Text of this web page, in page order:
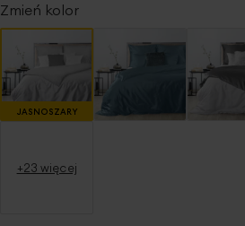
Zmień kolor
JASNOSZARY
+23 więcej